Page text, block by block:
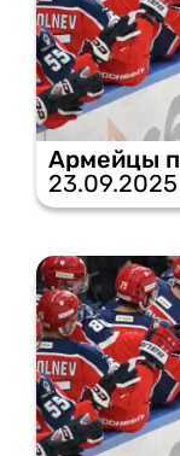
23.09.2025